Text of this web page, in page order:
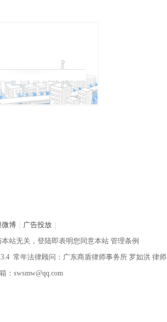
微博 广告投放
站无关，登陆即表明您同意本站 管理条例
常年法律顾问：广东商盾律师事务所 罗如洪律师
：swsmw@qq.com